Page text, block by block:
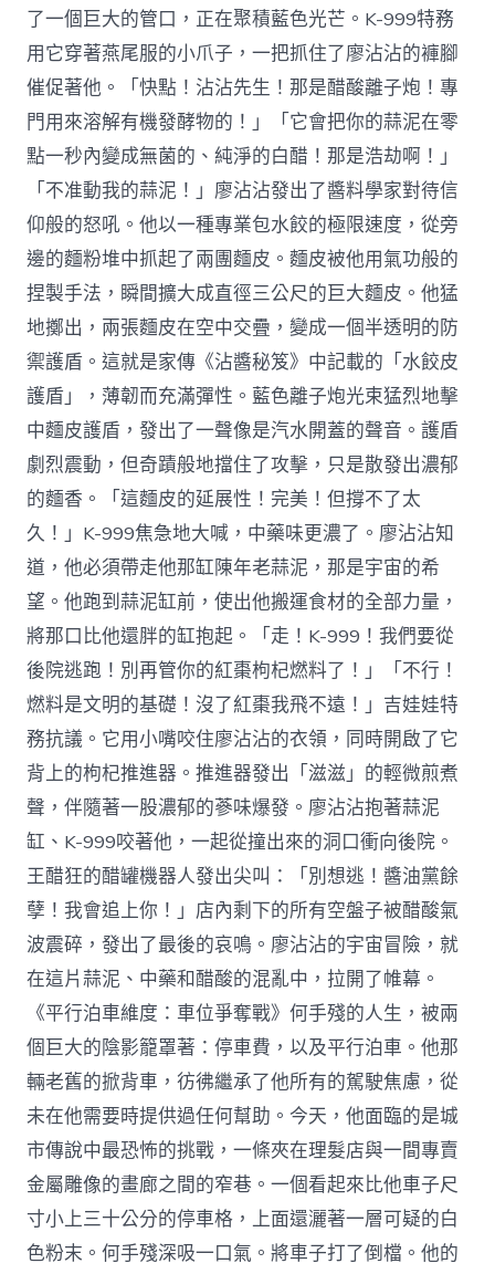
了一個巨大的管口，正在聚積藍色光芒。K-999特務
用它穿著燕尾服的小爪子，一把抓住了廖沾沾的褲腳
催促著他。「快點！沾沾先生！那是醋酸離子炮！專
門用來溶解有機發酵物的！」「它會把你的蒜泥在零
點一秒內變成無菌的、純淨的白醋！那是浩劫啊！」
「不准動我的蒜泥！」廖沾沾發出了醬料學家對待信
仰般的怒吼。他以一種專業包水餃的極限速度，從旁
邊的麵粉堆中抓起了兩團麵皮。麵皮被他用氣功般的
捏製手法，瞬間擴大成直徑三公尺的巨大麵皮。他猛
地擲出，兩張麵皮在空中交疊，變成一個半透明的防
禦護盾。這就是家傳《沾醬秘笈》中記載的「水餃皮
護盾」，薄韌而充滿彈性。藍色離子炮光束猛烈地擊
中麵皮護盾，發出了一聲像是汽水開蓋的聲音。護盾
劇烈震動，但奇蹟般地擋住了攻擊，只是散發出濃郁
的麵香。「這麵皮的延展性！完美！但撐不了太
久！」K-999焦急地大喊，中藥味更濃了。廖沾沾知
道，他必須帶走他那缸陳年老蒜泥，那是宇宙的希
望。他跑到蒜泥缸前，使出他搬運食材的全部力量，
將那口比他還胖的缸抱起。「走！K-999！我們要從
後院逃跑！別再管你的紅棗枸杞燃料了！」「不行！
燃料是文明的基礎！沒了紅棗我飛不遠！」吉娃娃特
務抗議。它用小嘴咬住廖沾沾的衣領，同時開啟了它
背上的枸杞推進器。推進器發出「滋滋」的輕微煎煮
聲，伴隨著一股濃郁的蔘味爆發。廖沾沾抱著蒜泥
缸、K-999咬著他，一起從撞出來的洞口衝向後院。
王醋狂的醋罐機器人發出尖叫：「別想逃！醬油黨餘
孽！我會追上你！」店內剩下的所有空盤子被醋酸氣
波震碎，發出了最後的哀鳴。廖沾沾的宇宙冒險，就
在這片蒜泥、中藥和醋酸的混亂中，拉開了帷幕。
《平行泊車維度：車位爭奪戰》何手殘的人生，被兩
個巨大的陰影籠罩著：停車費，以及平行泊車。他那
輛老舊的掀背車，彷彿繼承了他所有的駕駛焦慮，從
未在他需要時提供過任何幫助。今天，他面臨的是城
市傳說中最恐怖的挑戰，一條夾在理髮店與一間專賣
金屬雕像的畫廊之間的窄巷。一個看起來比他車子尺
寸小上三十公分的停車格，上面還灑著一層可疑的白
色粉末。何手殘深吸一口氣。將車子打了倒檔。他的